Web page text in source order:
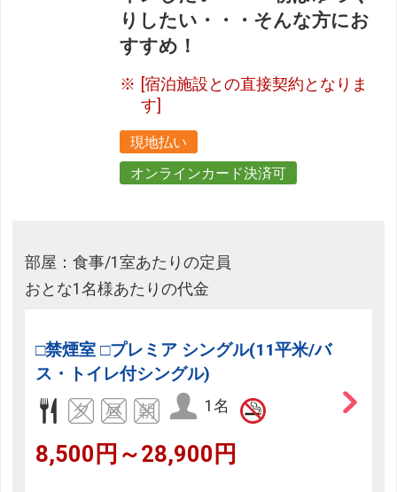
りしたい・・・そんな方にお
すすめ！
[宿泊施設との直接契約となりま
す]
現地払い
オンラインカード決済可
部屋：食事/1室あたりの定員
おとな1名様あたりの代金
□禁煙室 □プレミア シングル(11平米/バ
ス・トイレ付シングル)
1名
8,500円～28,900円